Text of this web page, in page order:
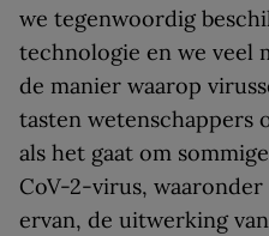
we tegenwoordig
technologie en we veel
de manier waarop
tasten wetenschappers
als het gaat om
CoV-2-virus,
ervan, de uitwerking